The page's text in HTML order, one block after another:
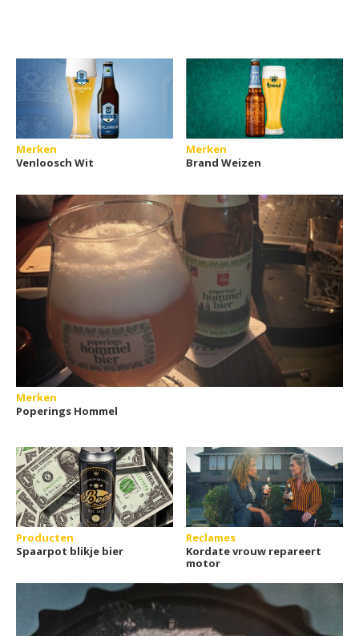
Merken
Venloosch Wit
Merken
Brand Weizen
Merken
Poperings Hommel
Producten
Spaarpot blikje bier
Reclames
Kordate vrouw repareert
motor